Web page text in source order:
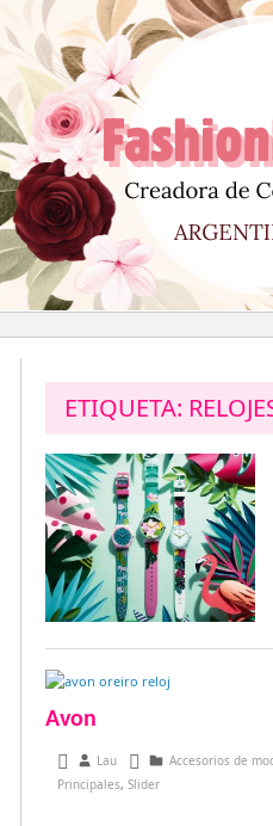
al
contenido
ETIQUETA:
Avon
julio 26, 2017
Lau Accesorios de
Principales, Slider